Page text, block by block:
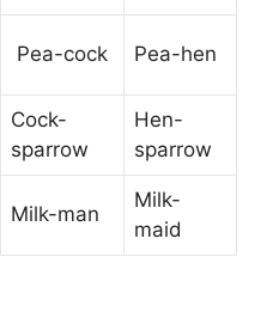
Pea-cock Pea-hen
Cock-
sparrow
Hen-
sparrow
Milk-man
Milk-
maid